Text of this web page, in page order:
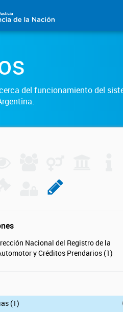
del funcionamiento del
Nacional del Registro de la
y Créditos Prendarios (1)
(1)